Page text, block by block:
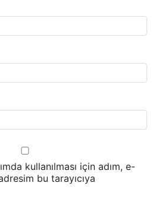
kullanılması için adım, e-
bu tarayıcıya